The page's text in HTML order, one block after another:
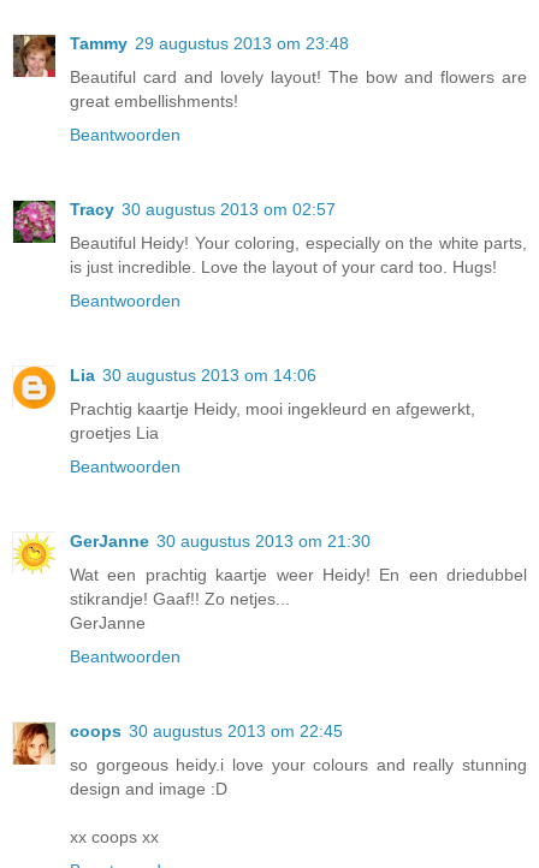
Tammy 29 augustus 2013 om 23:48
Beautiful card and lovely layout! The bow and flowers are
great embellishments!
Beantwoorden
Tracy 30 augustus 2013 om 02:57
Beautiful Heidy! Your coloring, especially on the white parts,
is just incredible. Love the layout of your card too. Hugs!
Beantwoorden
Lia 30 augustus 2013 om 14:06
Prachtig kaartje Heidy, mooi ingekleurd en afgewerkt,
groetjes Lia
Beantwoorden
GerJanne 30 augustus 2013 om 21:30
Wat een prachtig kaartje weer Heidy! En een driedubbel
stikrandje! Gaaf!! Zo netjes...
GerJanne
Beantwoorden
coops 30 augustus 2013 om 22:45
so gorgeous heidy.i love your colours and really stunning
design and image :D
xx coops xx